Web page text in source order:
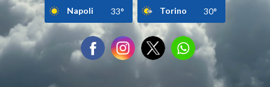
Napoli 33° Torino 30°